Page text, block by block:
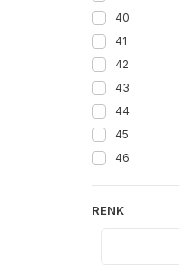
40
41
42
43
44
45
46
RENK